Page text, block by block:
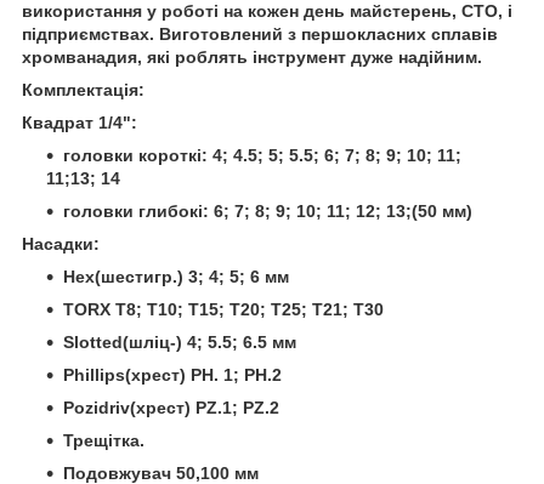
використання у роботі на кожен день майстерень, СТО, і
підприємствах. Виготовлений з першокласних сплавів
хромванадия, які роблять інструмент дуже надійним.
Комплектація:
Квадрат 1/4":
головки короткі: 4; 4.5; 5; 5.5; 6; 7; 8; 9; 10; 11;
11;13; 14
головки глибокі: 6; 7; 8; 9; 10; 11; 12; 13;(50 мм)
Насадки:
Hex(шестигр.) 3; 4; 5; 6 мм
TORX T8; T10; T15; T20; T25; T21; T30
Slotted(шліц-) 4; 5.5; 6.5 мм
Phillips(хрест) PH. 1; PH.2
Pozidriv(хрест) PZ.1; PZ.2
Трещітка.
Подовжувач 50,100 мм